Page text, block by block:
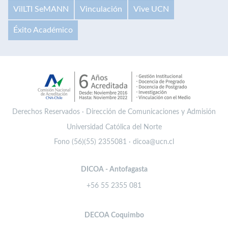
VilLTI SeMANN Vinculación Vive UCN
Éxito Académico
Derechos Reservados · Dirección de Comunicaciones y Admisión
Universidad Católica del Norte
Fono (56)(55) 2355081 · dicoa@ucn.cl
DICOA - Antofagasta
+56 55 2355 081
DECOA Coquimbo